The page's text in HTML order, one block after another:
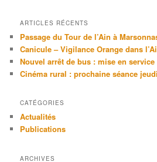
ARTICLES RÉCENTS
Passage du Tour de l’Ain à
Canicule – Vigilance Orange dans
Nouvel arrêt de bus : mise en service
Cinéma rural : prochaine séance
CATÉGORIES
Actualités
Publications
ARCHIVES